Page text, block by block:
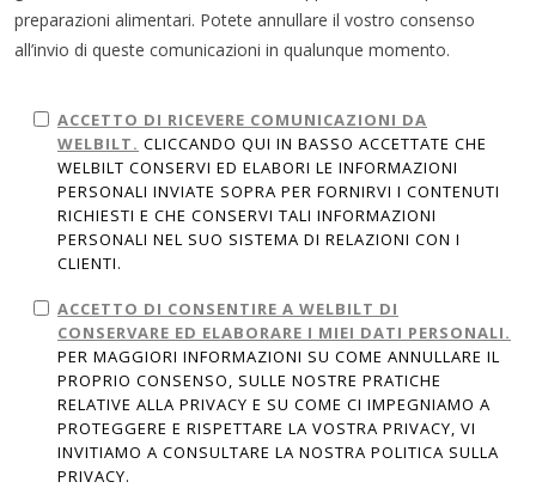
preparazioni alimentari. Potete annullare il vostro consenso
all’invio di queste comunicazioni in qualunque momento.
ACCETTO DI RICEVERE COMUNICAZIONI DA
WELBILT. CLICCANDO QUI IN BASSO ACCETTATE CHE
WELBILT CONSERVI ED ELABORI LE INFORMAZIONI
PERSONALI INVIATE SOPRA PER FORNIRVI I CONTENUTI
RICHIESTI E CHE CONSERVI TALI INFORMAZIONI
PERSONALI NEL SUO SISTEMA DI RELAZIONI CON I
CLIENTI.
ACCETTO DI CONSENTIRE A WELBILT DI
CONSERVARE ED ELABORARE I MIEI DATI PERSONALI.
PER MAGGIORI INFORMAZIONI SU COME ANNULLARE IL
PROPRIO CONSENSO, SULLE NOSTRE PRATICHE
RELATIVE ALLA PRIVACY E SU COME CI IMPEGNIAMO A
PROTEGGERE E RISPETTARE LA VOSTRA PRIVACY, VI
INVITIAMO A CONSULTARE LA NOSTRA POLITICA SULLA
PRIVACY.